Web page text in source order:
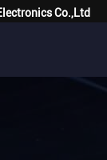
Co.,Ltd